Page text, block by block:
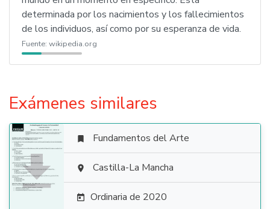
determinada por los nacimientos y los fallecimientos
de los individuos, así como por su esperanza de vida.
Fuente: wikipedia.org
Exámenes similares

 Fundamentos del Arte
 Castilla-La Mancha
 Ordinaria de 2020